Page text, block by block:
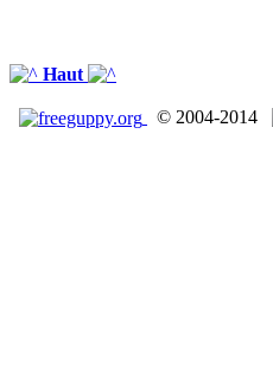
Haut
© 2004-2014